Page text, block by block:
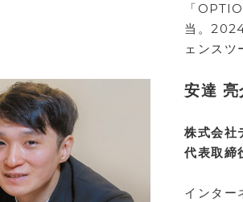
「
当。
ェンスツ
安達 亮
株式会社
代表取締
インター